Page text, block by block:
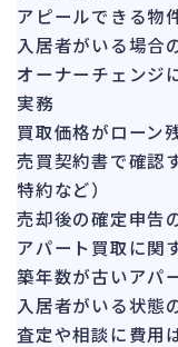
アピールできる物
入居者がいる場合
オーナーチェンジ
実務
買取価格がローン
売買契約書で確認
特約など）
売却後の確定申告
アパート買取に関
築年数が古いアパ
入居者がいる状態
査定や相談に費用